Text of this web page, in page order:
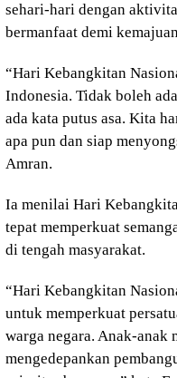
sehari-hari dengan
bermanfaat demi
“Hari Kebangkitan
Indonesia. Tidak boleh
ada kata putus asa. Kita
apa pun dan siap
Amran.
Ia menilai Hari
tepat memperkuat
di tengah masyarakat.
“Hari Kebangkitan
untuk memperkuat
warga negara. Anak-anak
mengedepankan